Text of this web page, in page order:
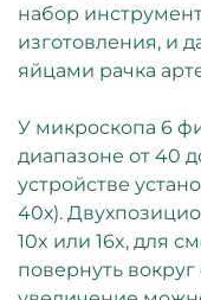
набор
изготовления, и
яйцами рачка
У микроскопа 6
диапазоне от 40
устройстве
40х).
10x или 16x, для
повернуть